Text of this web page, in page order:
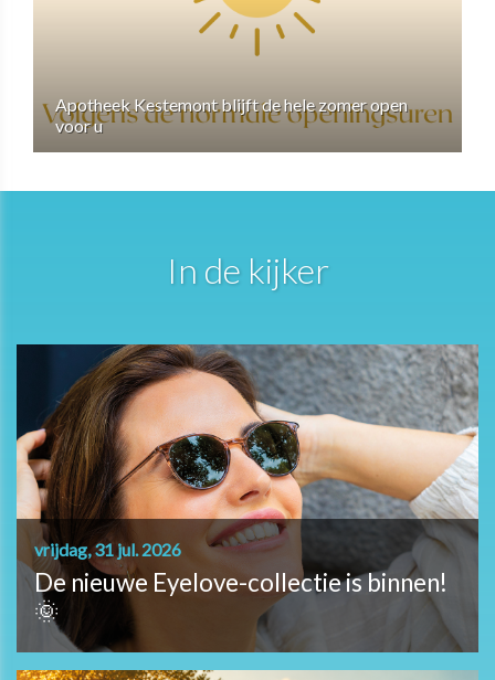
Apotheek Kestemont blijft de hele zomer open
voor u
In de kijker
vrijdag, 31 jul. 2026
De nieuwe Eyelove-collectie is binnen!
🌞